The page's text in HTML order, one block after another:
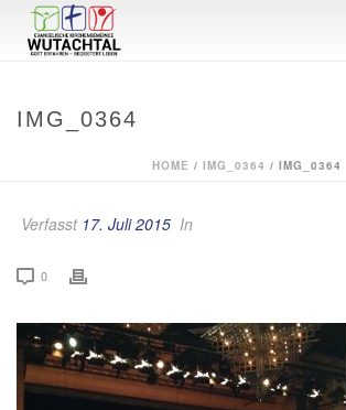
IMG_0364
HOME / IMG_0364 / IMG_0364
Verfasst 17. Juli 2015 In
0